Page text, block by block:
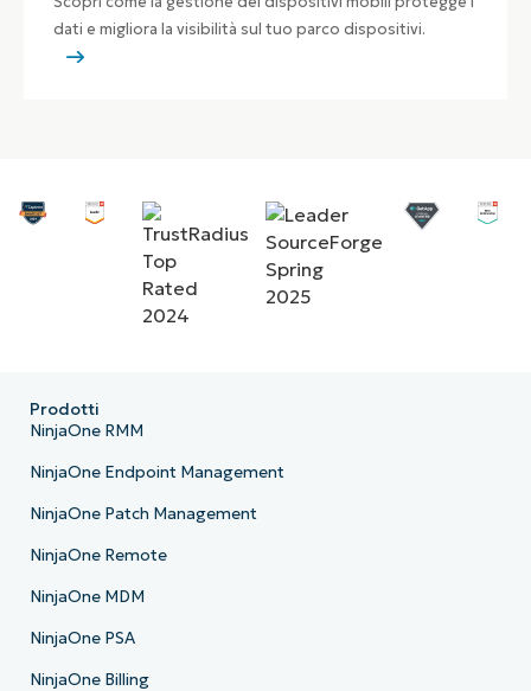
dati e migliora la visibilità sul tuo parco dispositivi.
Prodotti
NinjaOne RMM
NinjaOne Endpoint Management
NinjaOne Patch Management
NinjaOne Remote
NinjaOne MDM
NinjaOne PSA
NinjaOne Billing